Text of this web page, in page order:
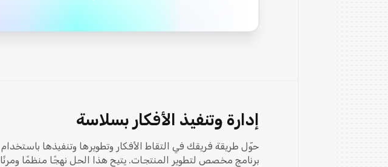
إدارة وتنفيذ الأفكار بسلاسة
حوّل طريقة فريقك في التقاط الأفكار وتطويرها وتنفيذها باستخدام
برنامج مخصص لتطوير المنتجات. يتيح هذا الحل نهجًا منظمًا ومرنًا